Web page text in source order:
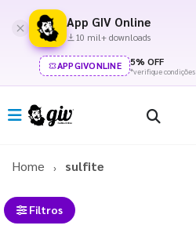
App GIV Online
10 mil+ downloads
APPGIVONLINE 5% OFF
*verifique condições
Home sulfite
Filtros